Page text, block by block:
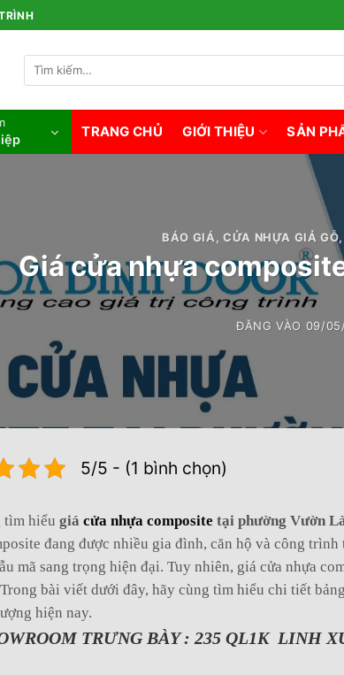
Tìm
kiếm:
TRANG CHỦ GIỚI THIỆU SẢN
BÁO GIÁ , CỬA NHỰA GIẢ GỖ,
Giá cửa nhựa
ĐĂNG VÀO 09/
5/5 - (1 bình chọn)
tìm hiểu giá cửa nhựa composite tại phường Vườn
đang được nhiều gia đình, căn hộ và công
mã sang trọng hiện đại. Tuy nhiên, giá cửa nhựa
bài viết dưới đây, hãy cùng tìm hiểu chi tiết
hiện nay.
TRƯNG BÀY : 235 QL1K LINH